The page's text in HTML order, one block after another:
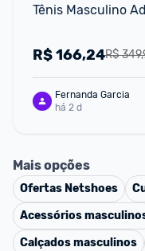
Tênis Masculino
R$
R$166,24
Fernanda Garcia
há 2 d
Mais opções
Ofertas Netshoes
Acessórios
Calçados masculinos